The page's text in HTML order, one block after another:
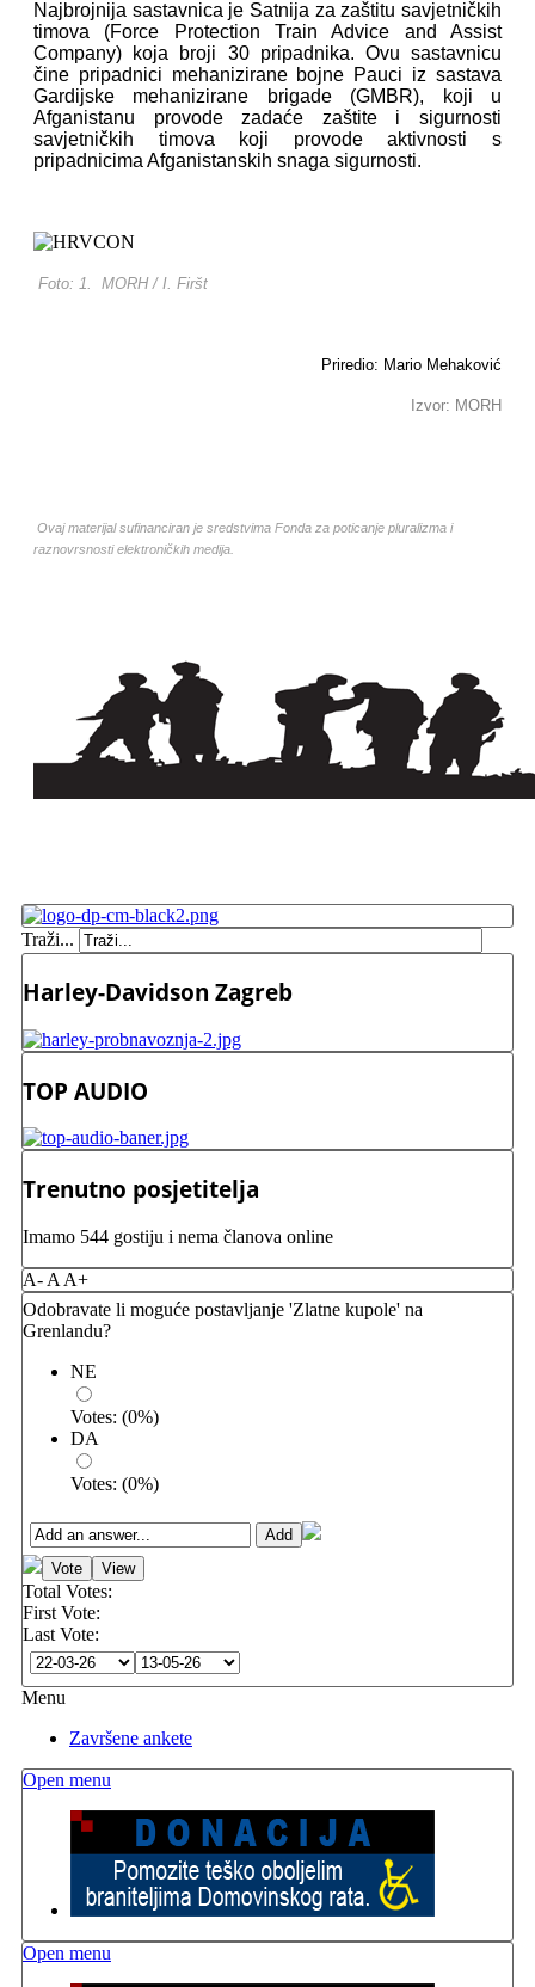
Najbrojnija sastavnica je Satnija za zaštitu savjetničkih
timova (Force Protection Train Advice and Assist
Company) koja broji 30 pripadnika. Ovu sastavnicu
čine pripadnici mehanizirane bojne Pauci iz sastava
Gardijske mehanizirane brigade (GMBR), koji u
Afganistanu provode zadaće zaštite i sigurnosti
savjetničkih timova koji provode aktivnosti s
pripadnicima Afganistanskih snaga sigurnosti.
Foto: 1. MORH / I. Firšt
Priredio: Mario Mehaković
Izvor: MORH
Ovaj materijal sufinanciran je sredstvima Fonda za poticanje pluralizma i
raznovrsnosti elektroničkih medija.
Traži...
Harley-Davidson Zagreb
TOP AUDIO
Trenutno posjetitelja
Imamo 544 gostiju i nema članova online
A- A A+
Odobravate li moguće postavljanje 'Zlatne kupole' na
Grenlandu?
NE
Votes: (0%)
DA
Votes: (0%)
Total Votes:
First Vote:
Last Vote:
Menu
Završene ankete
Open menu
Open menu